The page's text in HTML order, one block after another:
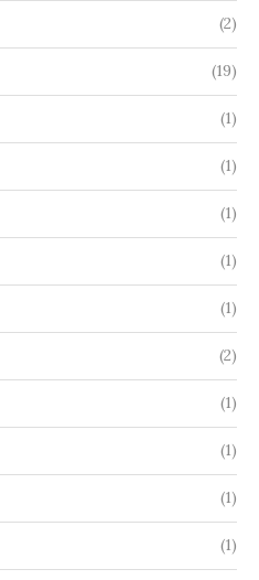
(2)
(19)
(1)
(1)
(1)
(1)
(1)
(2)
(1)
(1)
(1)
(1)